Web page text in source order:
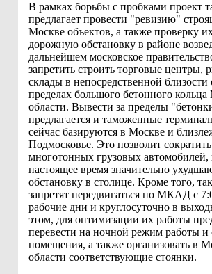
В рамках борьбы с пробками проект
предлагает провести "ревизию"
Москве объектов, а также проверку
дорожную обстановку в районе
дальнейшем московское
запретить строить торговые центры,
склады в непосредственной близости
пределах большого бетонного
области. Вывести за пределы
предлагается и таможенные
сейчас базируются в Москве и
Подмосковье. Это позволит
многотонных грузовых автомобилей,
настоящее время значительно
обстановку в столице. Кроме того,
запретят передвигаться по МКАД с
рабочие дни и круглосуточно в
этом, для оптимизации их работы
перевести на ночной режим работы и
помещения, а также организовать в
области соответствующие стоянки.